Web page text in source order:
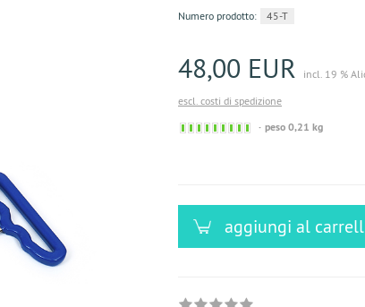
Numero prodotto: 45-T
48,00 EUR
incl. 19 %
escl. costi di spedizione
Sofort
peso 0,21 kg
aggiungi al